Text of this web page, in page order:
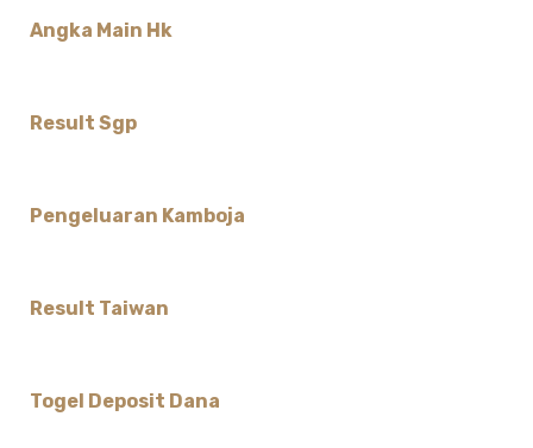
Angka Main Hk
Result Sgp
Pengeluaran Kamboja
Result Taiwan
Togel Deposit Dana